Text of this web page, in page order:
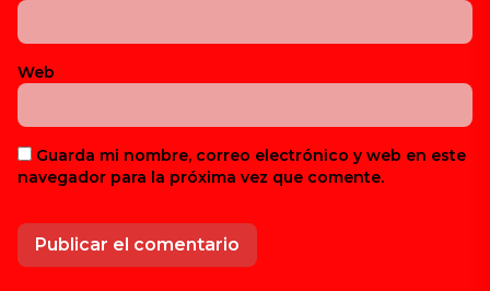
Web
Guarda mi nombre, correo electrónico y web en este
navegador para la próxima vez que comente.